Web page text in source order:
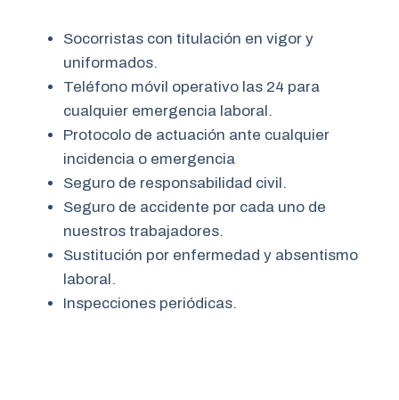
Socorristas con titulación en vigor y
uniformados.
Teléfono móvil operativo las 24 para
cualquier emergencia laboral.
Protocolo de actuación ante cualquier
incidencia o emergencia
Seguro de responsabilidad civil.
Seguro de accidente por cada uno de
nuestros trabajadores.
Sustitución por enfermedad y absentismo
laboral.
Inspecciones periódicas.